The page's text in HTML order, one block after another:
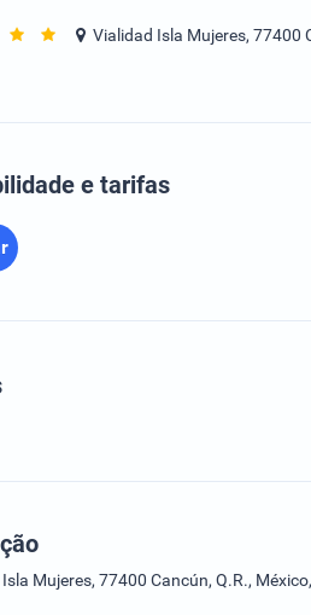
Vialidad Isla Mujeres, 77400
e tarifas
Mujeres, 77400 Cancún, Q.R.,